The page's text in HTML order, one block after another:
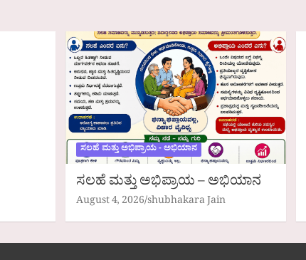
ಸಲಹೆ ಮತ್ತು ಅಭಿಪ್ರಾಯ - ಅಭಿಯಾನ
ಸಲಹೆ ಮತ್ತು ಅಭಿಪ್ರಾಯ – ಅಭಿಯಾನ
August 4, 2026 shubhakara Jain